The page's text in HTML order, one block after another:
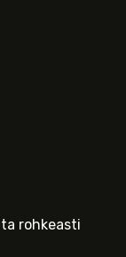
rohkeasti